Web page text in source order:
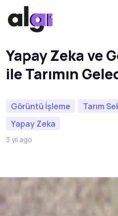
Yapay Zeka ve
ile Tarımın
Görüntü İşleme
Tarım
Yapay Zeka
3 yıl ago